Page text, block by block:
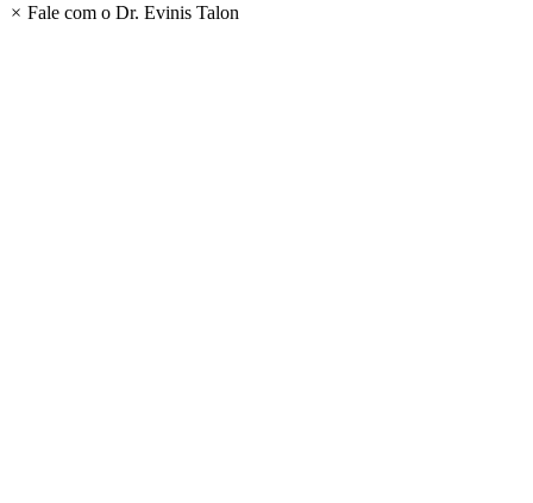
× Fale com o Dr. Evinis Talon